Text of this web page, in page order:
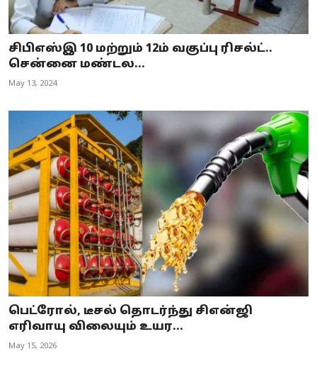
சிபிஎஸ்இ 10 மற்றும் 12ம் வகுப்பு ரிசல்ட்..
சென்னை மண்டல...
May 13, 2024
பெட்ரோல், டீசல் தொடர்ந்து சிஎன்ஜி
எரிவாயு விலையும் உயர...
May 15, 2026